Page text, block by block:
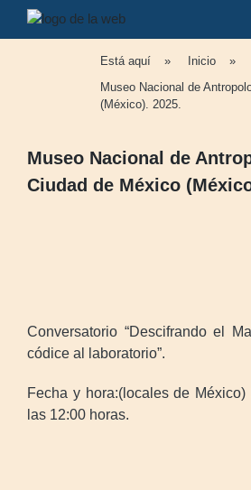
Está aquí » Inicio »
Museo Nacional de
(México). 2025.
Museo Nacional de
Ciudad de México
Conversatorio “Descifrando el
códice al laboratorio”.
Fecha y hora:(locales de
las 12:00 horas.